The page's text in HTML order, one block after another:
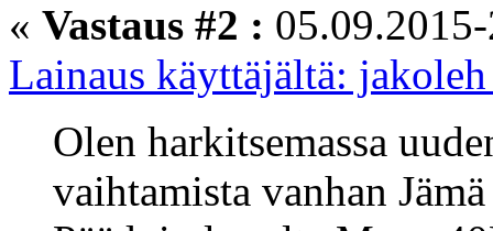
« Vastaus #2 :
Lainaus käyttäjältä:
Olen harkitsemassa
vaihtamista vanhan